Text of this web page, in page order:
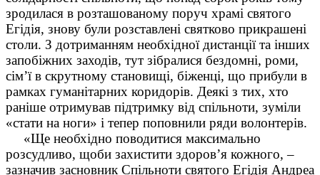
зродилася в розташованому поруч храмі святого
Егідія, знову були розставлені святково прикрашені
столи. З дотриманням необхідної дистанції та інших
запобіжних заходів, тут зібралися бездомні, роми,
сім’ї в скрутному становищі, біженці, що прибули в
рамках гуманітарних коридорів. Деякі з тих, хто
раніше отримував підтримку від спільноти, зуміли
«стати на ноги» і тепер поповнили ряди волонтерів.
«Ще необхідно поводитися максимально
розсудливо, щоби захистити здоров’я кожного, –
зазначив засновник Спільноти святого Егідія Андреа